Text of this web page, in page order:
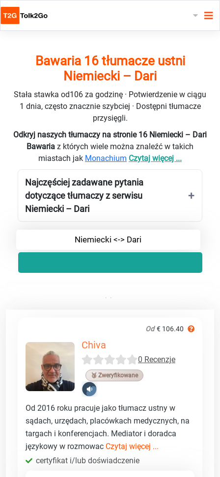
Bawaria 16 tłumacze ustni
Niemiecki – Dari
Stała stawka od106 za godzinę · Potwierdzenie w ciągu
1 dnia, często znacznie szybciej · Dostępni tłumacze
przysięgli.
Odkryj naszych tłumaczy na stronie 16 Niemiecki – Dari
Bawaria z których wiele można znaleźć w takich
miastach jak Monachium Czytaj więcej ...
Najczęściej zadawane pytania
dotyczące tłumaczy z serwisu
Niemiecki – Dari
Niemiecki <-> Dari
Od € 106.40
Chiva
0 Recenzje
🥉 Zweryfikowane
Od 2016 roku pracuje jako tłumacz ustny w
sądach, urzędach, placówkach medycznych, na
targach i konferencjach. Mediator i doradca
językowy w rozmowac Czytaj więcej ...
certyfikat i/lub doświadczenie